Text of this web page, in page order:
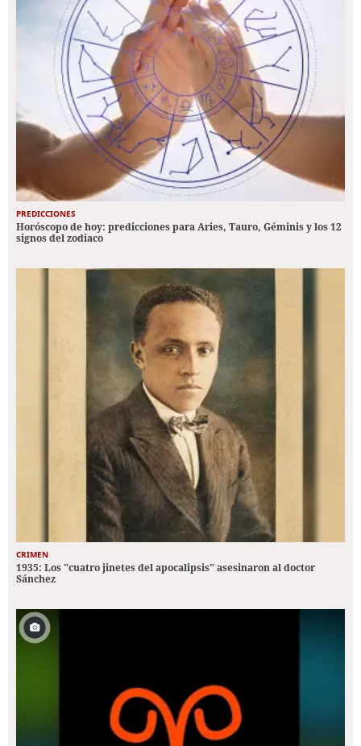
PREDICCIONES
Horóscopo de hoy: predicciones para Aries, Tauro, Géminis y los 12
signos del zodiaco
CRIMEN
1935: Los "cuatro jinetes del apocalipsis" asesinaron al doctor
Sánchez